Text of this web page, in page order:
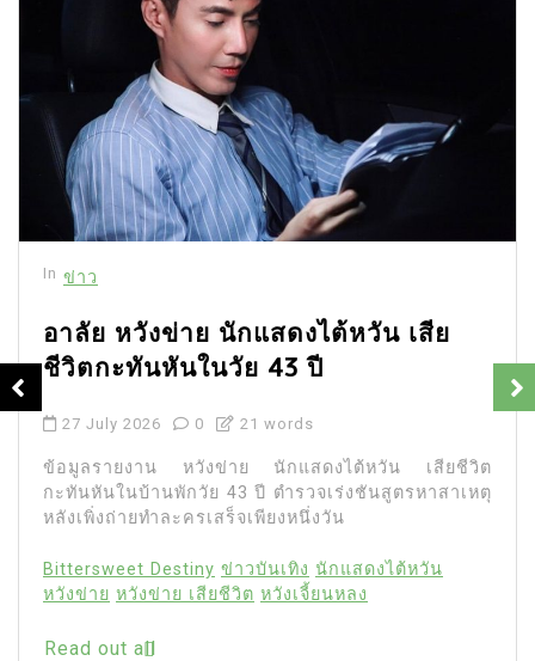
In ข่าว
อาลัย หวังข่าย นักแสดงไต้หวัน เสีย
ชีวิตกะทันหันในวัย 43 ปี
27 July 2026 0 21 words
ข้อมูลรายงาน หวังข่าย นักแสดงไต้หวัน เสียชีวิต
กะทันหันในบ้านพักวัย 43 ปี ตำรวจเร่งชันสูตรหาสาเหตุ
หลังเพิ่งถ่ายทำละครเสร็จเพียงหนึ่งวัน
Bittersweet Destiny ข่าวบันเทิง นักแสดงไต้หวัน
หวังข่าย หวังข่าย เสียชีวิต หวังเจี้ยนหลง
Read out all